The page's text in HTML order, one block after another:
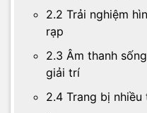
2.2 Trải nghiệm
rạp
2.3 Âm thanh
giải trí
2.4 Trang bị nhiều